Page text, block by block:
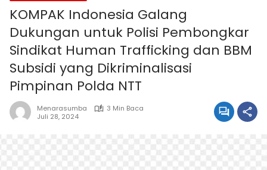
KOMPAK Indonesia Galang
Dukungan untuk Polisi Pembongkar
Sindikat Human Trafficking dan BBM
Subsidi yang Dikriminalisasi
Pimpinan Polda NTT
Menarasumba
3 Min Baca
Juli 28, 2024